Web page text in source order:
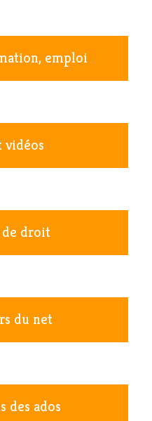
emploi
vidéos
de droit
du net
des ados